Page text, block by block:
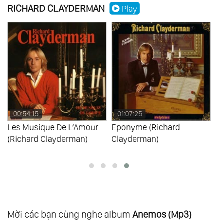
105.Romantic Nights
106.Jodavia Existe El Amor
107.Treasury Of Love
108.Best Songs
109.Memories As Time Goes By Vol.1
110.Memories As Time Goes By Vol.2
111.Essential 20
112.Give A Little Time To Your Love Vol.1
L’Amour De L’Hiver
117.Sentimental Journey
RICHARD CLAYDERMAN Play
01:07:25
Eponyme (Richard
Clayderman)
00:36:42
Ballade Pour Adeline Vol.1
(Richard Clayderman)
Mời các bạn cùng nghe album Anemos (Mp3)